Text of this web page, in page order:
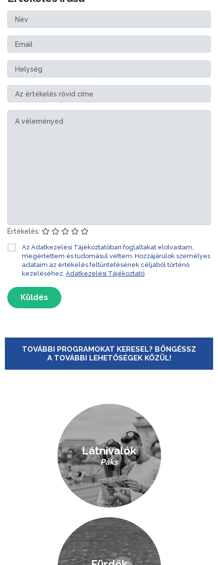
Értékelés:
Az Adatkezelési Tájékoztatóban foglaltakat elolvastam,
megértettem és tudomásul vettem. Hozzájárulok személyes
adataim az értékelés feltüntetésének céljából történő
kezeléséhez. Adatkezelési Tájékoztató
Küldés
TOVÁBBI PROGRAMOKAT KERESEL? BÖNGÉSSZ
A TOVÁBBI LEHETŐSÉGEK KÖZÜL!
Látnivalók
Paks